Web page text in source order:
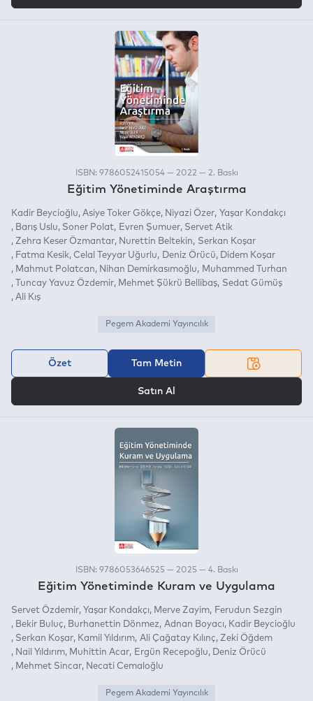
ISBN: 9786052415054 — 2022 — 2. Baskı
Eğitim Yönetiminde Araştırma
Kadir Beycioğlu Asiye Toker Gökçe Niyazi Özer
Yaşar Kondakçı
Barış Uslu
Soner Polat Evren Şumuer Servet Atik
Zehra Keser Özmantar
Nurettin Beltekin
Serkan Koşar
Fatma Kesik Celal Teyyar Uğurlu Deniz Örücü
Didem Koşar
Mahmut Polatcan
Nihan Demirkasımoğlu
Muhammed Turhan
Tuncay Yavuz Özdemir
Mehmet Şükrü Bellibaş
Sedat Gümüş
Ali Kış
Pegem Akademi Yayıncılık
Özet Tam Metin
Satın Al
ISBN: 9786053646525 — 2025 — 4. Baskı
Eğitim Yönetiminde Kuram ve Uygulama
Servet Özdemir Yaşar Kondakçı Merve Zayim
Ferudun Sezgin
Bekir Buluç
Burhanettin Dönmez Adnan Boyacı
Kadir Beycioğlu
Serkan Koşar
Kamil Yıldırım Ali Çağatay Kılınç Zeki Öğdem
Nail Yıldırım
Muhittin Acar Ergün Recepoğlu
Deniz Örücü
Mehmet Sincar
Necati Cemaloğlu
Pegem Akademi Yayıncılık